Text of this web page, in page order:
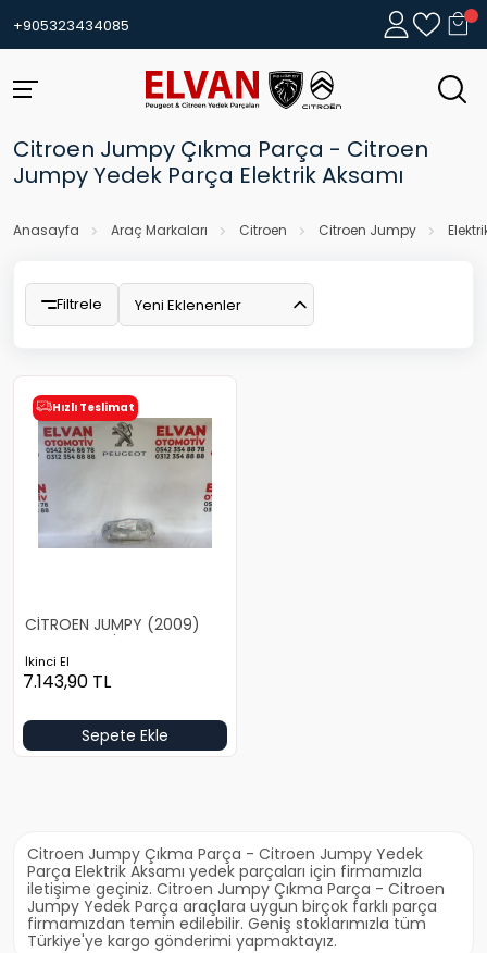
+905323434085
Citroen Jumpy Çıkma Parça - Citroen
Jumpy Yedek Parça Elektrik Aksamı
Anasayfa Araç Markaları Citroen Citroen Jumpy
Filtrele Yeni Eklenenler
Hızlı Teslimat
CİTROEN JUMPY (2009)
MOTOR TESİSATI
İkinci El
7.143,90 TL
Sepete Ekle
Citroen Jumpy Çıkma Parça - Citroen Jumpy Yedek
Parça Elektrik Aksamı yedek parçaları için firmamızla
iletişime geçiniz. Citroen Jumpy Çıkma Parça - Citroen
Jumpy Yedek Parça araçlara uygun birçok farklı parça
firmamızdan temin edilebilir. Geniş stoklarımızla tüm
Türkiye'ye kargo gönderimi yapmaktayız.